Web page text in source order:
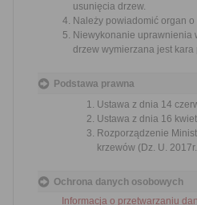
usunięcia drzew.
Należy powiadomić organ
Niewykonanie uprawnienia
drzew wymierzana jest kara
Podstawa prawna
Ustawa z dnia 14
Ustawa z dnia 16
Rozporządzenie
krzewów (Dz. U.
Ochrona danych osobowych
Informacja o przetwarzaniu